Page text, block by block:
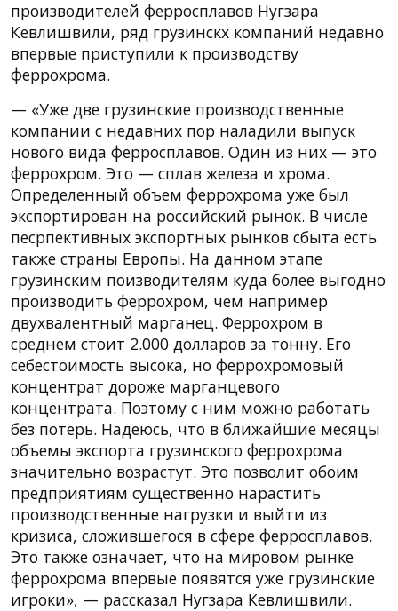
производителей ферросплавов Нугзара
Кевлишвили, ряд грузинскх компаний недавно
впервые приступили к производству
феррохрома.
— «Уже две грузинские производственные
компании с недавних пор наладили выпуск
нового вида ферросплавов. Один из них — это
феррохром. Это — сплав железа и хрома.
Определенный объем феррохрома уже был
экспортирован на российский рынок. В числе
песрпективных экспортных рынков сбыта есть
также страны Европы. На данном этапе
грузинским поизводителям куда более выгодно
производить феррохром, чем например
двухвалентный марганец. Феррохром в
среднем стоит 2.000 долларов за тонну. Его
себестоимость высока, но феррохромовый
концентрат дороже марганцевого
концентрата. Поэтому с ним можно работать
без потерь. Надеюсь, что в ближайшие месяцы
объемы экспорта грузинского феррохрома
значительно возрастут. Это позволит обоим
предприятиям существенно нарастить
производственные нагрузки и выйти из
кризиса, сложившегося в сфере ферросплавов.
Это также означает, что на мировом рынке
феррохрома впервые появятся уже грузинские
игроки», — рассказал Нугзара Кевлишвили.